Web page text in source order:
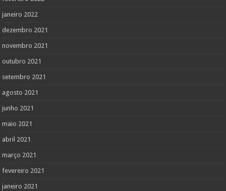
janeiro 2022
dezembro 2021
novembro 2021
outubro 2021
setembro 2021
agosto 2021
junho 2021
maio 2021
abril 2021
março 2021
fevereiro 2021
janeiro 2021